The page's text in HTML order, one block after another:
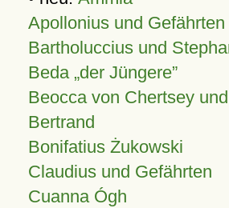
Apollonius und Gefährten
Bartholuccius und
Beda „der Jüngere”
Beocca von Chertsey
Bertrand
Bonifatius Żukowski
Claudius und Gefährten
Cuanna Ógh